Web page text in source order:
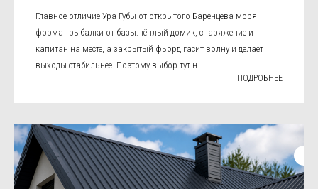
Главное отличие Ура-Губы от открытого Баренцева моря -
формат рыбалки от базы: тёплый домик, снаряжение и
капитан на месте, а закрытый фьорд гасит волну и делает
выходы стабильнее. Поэтому выбор тут н...
ПОДРОБНЕЕ